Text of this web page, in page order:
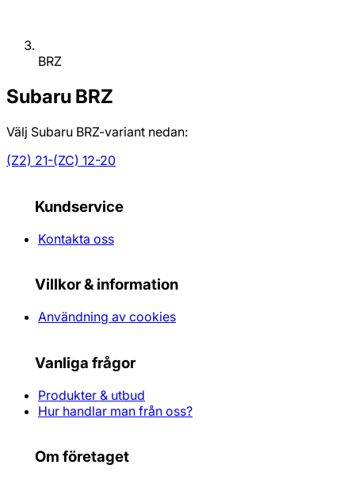
BRZ
Subaru BRZ
Välj Subaru BRZ-variant nedan:
(Z2) 21-(ZC) 12-20
Kundservice
Kontakta oss
Villkor & information
Användning av cookies
Vanliga frågor
Produkter & utbud
Hur handlar man från oss?
Om företaget